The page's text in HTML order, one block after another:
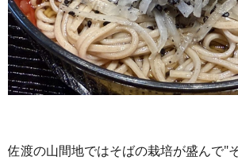
佐渡の山間地ではそばの栽培が盛んで"